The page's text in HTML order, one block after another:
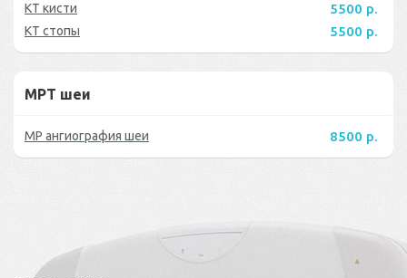
КТ кисти 5500 р.
КТ стопы 5500 р.
МРТ шеи
МР ангиография шеи 8500 р.